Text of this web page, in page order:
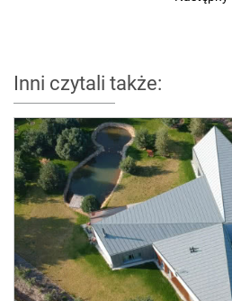
Inni czytali także: